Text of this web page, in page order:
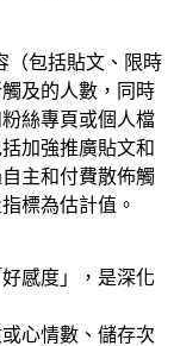
（包括貼文、限時
及的人數，同時
絲專頁或個人檔
加強推廣貼文和
主和付費散佈觸
標為估計值。
感度」，是深化
心情數、儲存次